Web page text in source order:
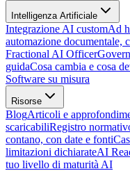
Intelligenza Artificiale
Integrazione AI customAd
automazione documentale,
Fractional AI Officer
guidaCosa cambia e cosa
Software su misura
Risorse
BlogArticoli e
scaricabiliRegistro
contano, con date e fonti
limitazioni dichiarateAI
tuo livello di maturità AI